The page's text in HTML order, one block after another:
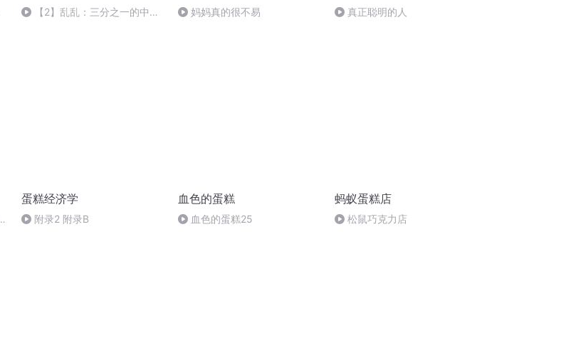
【2】乱乱：三分之一的中国
妈妈真的很不易 真正聪明的人
蛋糕经济学
附录2 附录B
血色的蛋糕
血色的蛋糕25
蚂蚁蛋糕店
松鼠巧克力店